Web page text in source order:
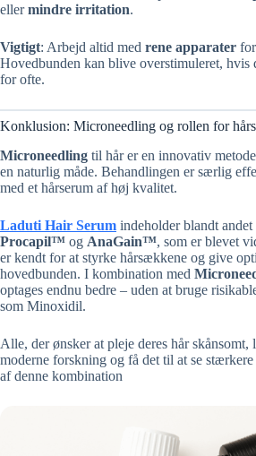
ellermindre irritation.
Vigtigt: Arbejd altid med rene apparater
Hovedbunden kan blive overstimuleret, hvis
for ofte.
Konklusion: Microneedling og rollen for
Microneedling til hår er en innovativ
en naturlig måde. Behandlingen er særlig
med et hårserum af høj kvalitet.
Laduti Hair Serum indeholder blandt
Procapil™ og AnaGain™, som er blevet
er kendt for at styrke hårsækkene og give
hovedbunden. I kombination med
optages endnu bedre – uden at bruge
som Minoxidil.
Alle, der ønsker at pleje deres hår skånsomt,
moderne forskning og få det til at se
af denne kombination